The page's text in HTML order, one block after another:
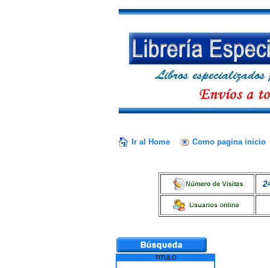
Ir al Home Como pagina inicio
TITULO